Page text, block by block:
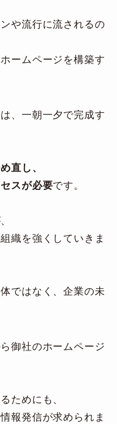
や流行に流されるの
ームページを構築す
、一朝一夕で完成す
直し、
スが必要です。
織を強くしていきま
ではなく、企業の未
御社のホームページ
ためにも、
報発信が求められま